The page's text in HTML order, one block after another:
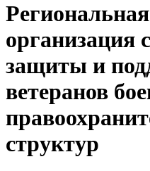
организация
защиты и
ветеранов
структур